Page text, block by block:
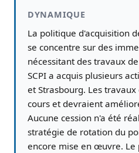
DYNAMIQUE
La politique d'acquisition
se concentre sur des
nécessitant des travaux
SCPI a acquis plusieurs
et Strasbourg. Les
cours et devraient
Aucune cession n'a été
stratégie de rotation du
encore mise en œuvre. Le